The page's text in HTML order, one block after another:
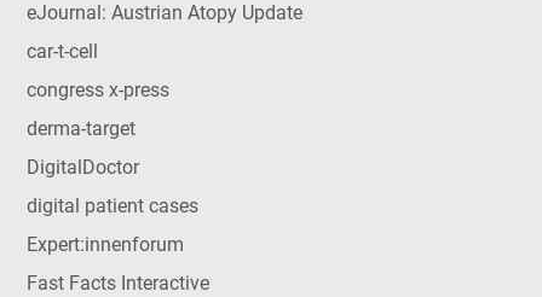
eJournal: Austrian Atopy Update
car-t-cell
congress x-press
derma-target
DigitalDoctor
digital patient cases
Expert:innenforum
Fast Facts Interactive